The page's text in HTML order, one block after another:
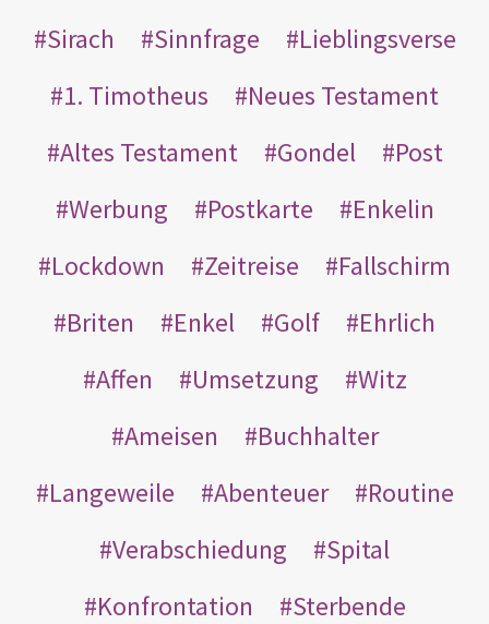
Sirach
Sinnfrage
Lieblingsverse
1. Timotheus
Neues Testament
Altes Testament
Gondel
Post
Werbung
Postkarte
Enkelin
Lockdown
Zeitreise
Fallschirm
Briten
Enkel Golf
Ehrlich
Affen
Umsetzung
Witz
Ameisen
Buchhalter
Langeweile
Abenteuer
Routine
Verabschiedung
Spital
Konfrontation
Sterbende